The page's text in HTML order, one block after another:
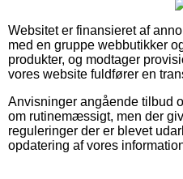
Websitet er finansieret af
med en gruppe webbutikker
produkter, og modtager
vores website fuldfører en
Anvisninger angående tilbud
om rutinemæssigt, men der
reguleringer der er blevet
opdatering af vores